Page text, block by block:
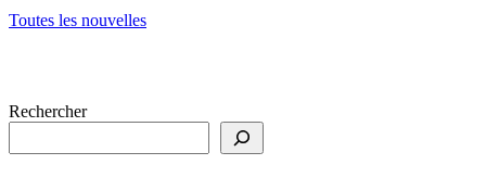
Toutes les nouvelles
Rechercher